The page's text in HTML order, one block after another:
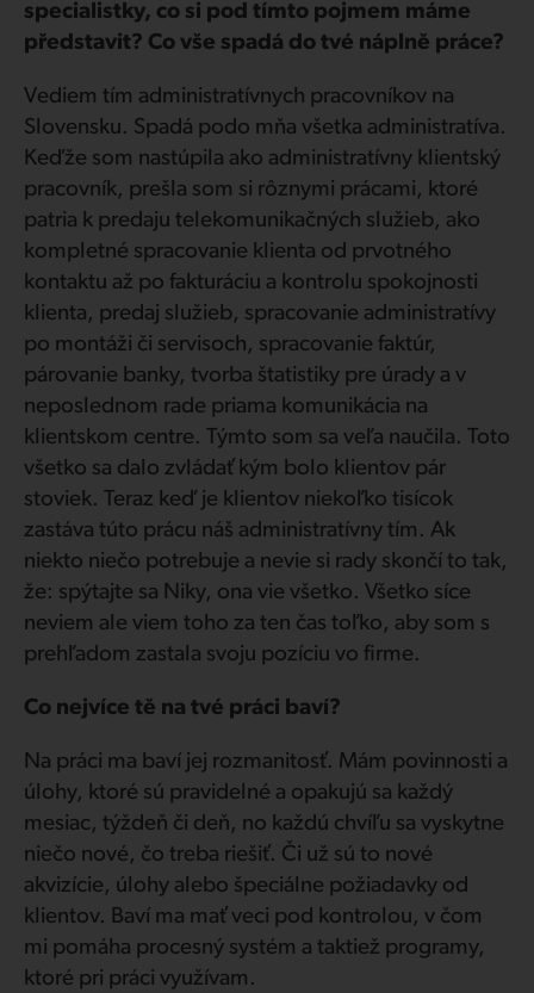
specialistky, co si pod tímto pojmem máme
představit? Co vše spadá do tvé náplně práce?
Vediem tím administratívnych pracovníkov na
Slovensku. Spadá podo mňa všetka administratíva.
Keďže som nastúpila ako administratívny klientský
pracovník, prešla som si rôznymi prácami, ktoré
patria k predaju telekomunikačných služieb, ako
kompletné spracovanie klienta od prvotného
kontaktu až po fakturáciu a kontrolu spokojnosti
klienta, predaj služieb, spracovanie administratívy
po montáži či servisoch, spracovanie faktúr,
párovanie banky, tvorba štatistiky pre úrady a v
neposlednom rade priama komunikácia na
klientskom centre. Týmto som sa veľa naučila. Toto
všetko sa dalo zvládať kým bolo klientov pár
stoviek. Teraz keď je klientov niekoľko tisícok
zastáva túto prácu náš administratívny tím. Ak
niekto niečo potrebuje a nevie si rady skončí to tak,
že: spýtajte sa Niky, ona vie všetko. Všetko síce
neviem ale viem toho za ten čas toľko, aby som s
prehľadom zastala svoju pozíciu vo firme.
Co nejvíce tě na tvé práci baví?
Na práci ma baví jej rozmanitosť. Mám povinnosti a
úlohy, ktoré sú pravidelné a opakujú sa každý
mesiac, týždeň či deň, no každú chvíľu sa vyskytne
niečo nové, čo treba riešiť. Či už sú to nové
akvizície, úlohy alebo špeciálne požiadavky od
klientov. Baví ma mať veci pod kontrolou, v čom
mi pomáha procesný systém a taktiež programy,
ktoré pri práci využívam.